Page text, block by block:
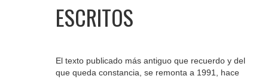
ESCRITOS
El texto publicado más antiguo que recuerdo y del
que queda constancia, se remonta a 1991, hace